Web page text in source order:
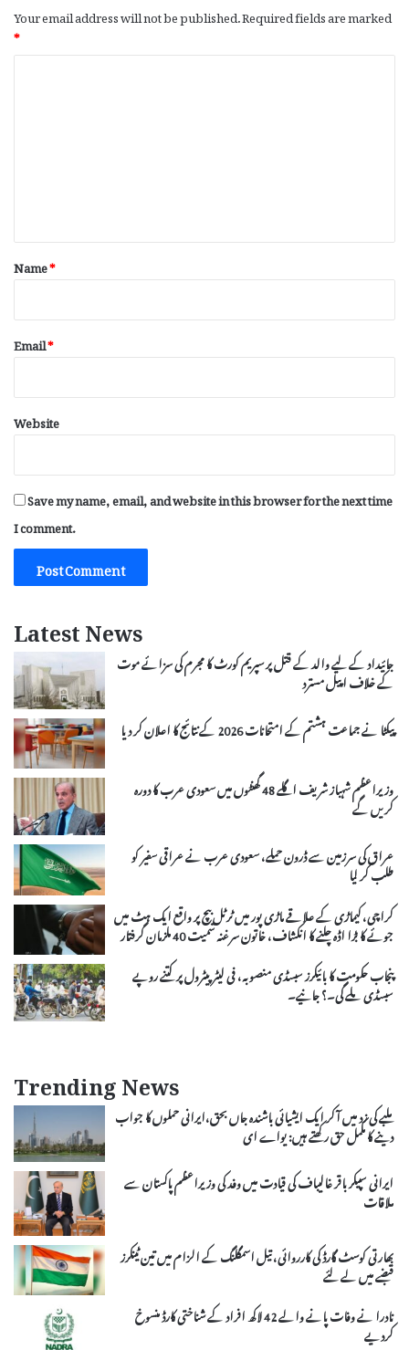
Your email address will not be published.Required fields are marked
*
*
Name*
Email*
Website
Save my name, email, and website in this browser for the next time
I comment.
Latest News
جائیداد کے لیے والد کے قتل پر سپریم کورٹ کا مجرم کی سزائے موت
کے خلاف اپیل مسترد
پیکٹا نے جماعت ہشتم کے امتحانات 2026 کے نتائج کا اعلان کر دیا
وزیراعظم شہباز شریف اگلے 48 گھنٹوں میں سعودی عرب کا دورہ
کریں گے
عراق کی سرزمین سے ڈرون حملے، سعودی عرب نے عراقی سفیر کو
طلب کر لیا
کراچی، کیماڑی کے علاقے ماڑی پور میں ٹرٹل بیچ پر واقع ایک ہٹ میں
جوئے کا بڑا اڈہ چلنے کا انکشاف، خاتون سرغنہ سمیت 40 ملزمان گرفتار
پنجاب حکومت کا بائیکرز سبسڈی منصوبہ، فی لیٹر پیٹرول پر کتنے روپے
سبسڈی ملے گی۔؟ جانیے۔
Trending News
ملبے کی زد میں آکر ایک ایشیائی باشندہ جاں بحق،ایرانی حملوں کا جواب
دینے کا مکمل حق رکھتے ہیں: یواے ای
ایرانی سپیکر باقر غالیباف کی قیادت میں وفد کی وزیراعظم پاکستان سے
ملاقات
بھارتی کوسٹ گارڈ کی کارروائی، تیل اسمگلنگ کے الزام میں تین ٹینکرز
قبضے میں لے لئے
نادرا نے وفات پانے والے 42 لاکھ افراد کے شناختی کارڈ منسوخ
کردیے